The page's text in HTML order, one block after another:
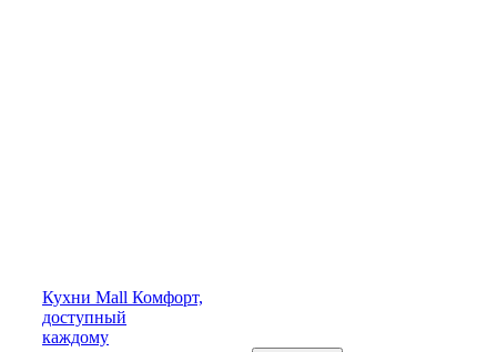
Кухни Mall Комфорт,
доступный
каждому